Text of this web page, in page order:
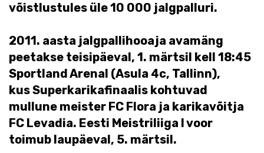
võistlustules üle 10 000 jalgpalluri.
2011. aasta jalgpallihooaja avamäng
peetakse teisipäeval, 1. märtsil kell 18:45
Sportland Arenal (Asula 4c, Tallinn),
kus Superkarikafinaalis kohtuvad
mullune meister FC Flora ja karikavõitja
FC Levadia. Eesti Meistriliiga I voor
toimub laupäeval, 5. märtsil.